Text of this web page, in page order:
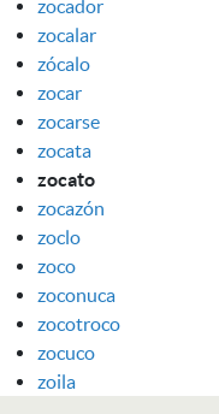
zocador
zocalar
zócalo
zocar
zocarse
zocata
zocato
zocazón
zoclo
zoco
zoconuca
zocotroco
zocuco
zoila